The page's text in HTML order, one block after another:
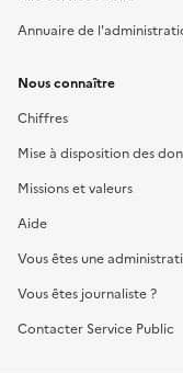
Annuaire de
Nous connaître
Chiffres
Mise à disposition des
Missions et valeurs
Aide
Vous êtes une
Vous êtes journaliste ?
Contacter Service Public